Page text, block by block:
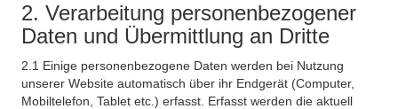
2. Verarbeitung personenbezogener
Daten und Übermittlung an Dritte
2.1 Einige personenbezogene Daten werden bei Nutzung
unserer Website automatisch über ihr Endgerät (Computer,
Mobiltelefon, Tablet etc.) erfasst. Erfasst werden die aktuell